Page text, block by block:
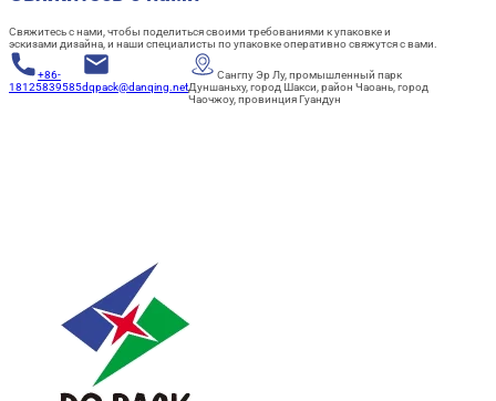
Свяжитесь с нами, чтобы поделиться своими требованиями к упаковке и
эскизами дизайна, и наши специалисты по упаковке оперативно свяжутся с вами.
+86-
18125839585dqpack@danqing.net
Сангпу Эр Лу, промышленный парк
Дуншаньху, город Шакси, район Чаоань, город
Чаочжоу, провинция Гуандун